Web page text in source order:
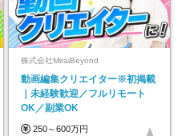
株式会社MiraiBeyond
動画編集クリエイター※初掲載
｜未経験歓迎／フルリモート
OK／副業OK
250～600万円